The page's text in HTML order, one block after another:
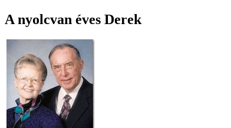
A nyolcvan éves Derek